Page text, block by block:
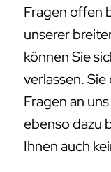
Fragen offen
unserer
können Sie
verlassen.
Fragen an
ebenso dazu
Ihnen auch